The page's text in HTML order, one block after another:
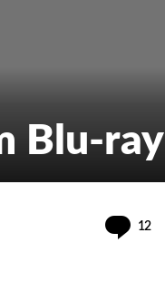
Blu-ray
12